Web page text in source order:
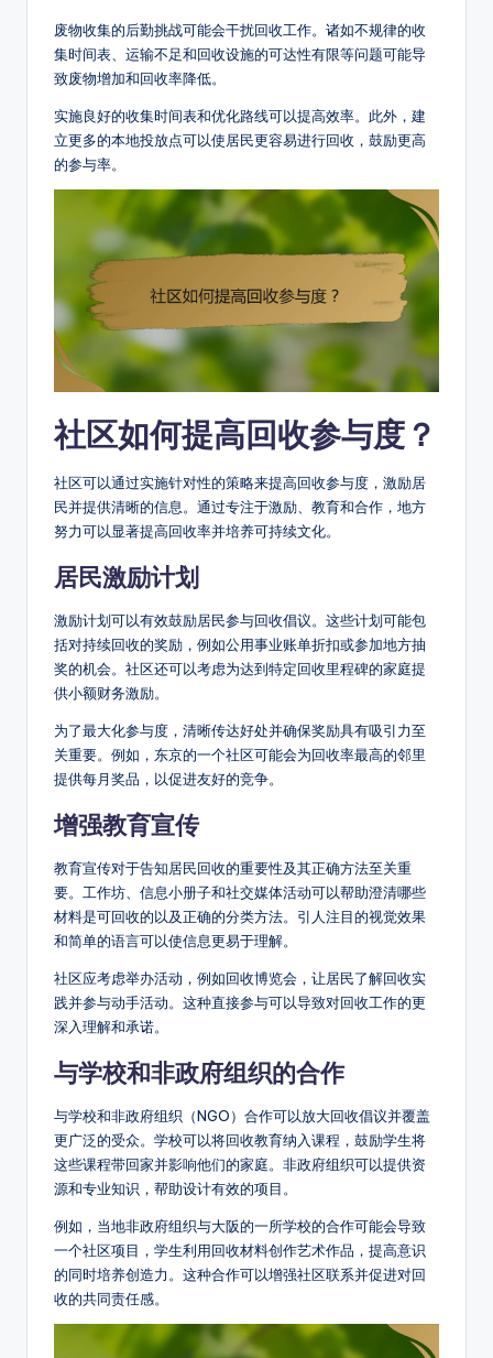
废物收集的后勤挑战可能会干扰回收工作。诸如不规律的收
集时间表、运输不足和回收设施的可达性有限等问题可能导
致废物增加和回收率降低。
实施良好的收集时间表和优化路线可以提高效率。此外，建
立更多的本地投放点可以使居民更容易进行回收，鼓励更高
的参与率。
社区如何提高回收参与度？
社区可以通过实施针对性的策略来提高回收参与度，激励居
民并提供清晰的信息。通过专注于激励、教育和合作，地方
努力可以显著提高回收率并培养可持续文化。
居民激励计划
激励计划可以有效鼓励居民参与回收倡议。这些计划可能包
括对持续回收的奖励，例如公用事业账单折扣或参加地方抽
奖的机会。社区还可以考虑为达到特定回收里程碑的家庭提
供小额财务激励。
为了最大化参与度，清晰传达好处并确保奖励具有吸引力至
关重要。例如，东京的一个社区可能会为回收率最高的邻里
提供每月奖品，以促进友好的竞争。
增强教育宣传
教育宣传对于告知居民回收的重要性及其正确方法至关重
要。工作坊、信息小册子和社交媒体活动可以帮助澄清哪些
材料是可回收的以及正确的分类方法。引人注目的视觉效果
和简单的语言可以使信息更易于理解。
社区应考虑举办活动，例如回收博览会，让居民了解回收实
践并参与动手活动。这种直接参与可以导致对回收工作的更
深入理解和承诺。
与学校和非政府组织的合作
与学校和非政府组织（NGO）合作可以放大回收倡议并覆盖
更广泛的受众。学校可以将回收教育纳入课程，鼓励学生将
这些课程带回家并影响他们的家庭。非政府组织可以提供资
源和专业知识，帮助设计有效的项目。
例如，当地非政府组织与大阪的一所学校的合作可能会导致
一个社区项目，学生利用回收材料创作艺术作品，提高意识
的同时培养创造力。这种合作可以增强社区联系并促进对回
收的共同责任感。